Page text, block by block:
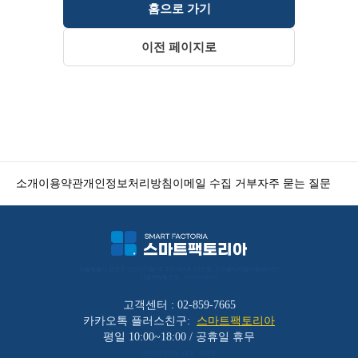
홈으로 가기
이전 페이지로
소개 이용약관개인정보처리방침 이메일 수집 거부자주 묻는 질문
고객센터 : 02-859-7665
카카오톡 플러스친구:
스마트팩토리아
평일 10:00~18:00 / 공휴일 휴무